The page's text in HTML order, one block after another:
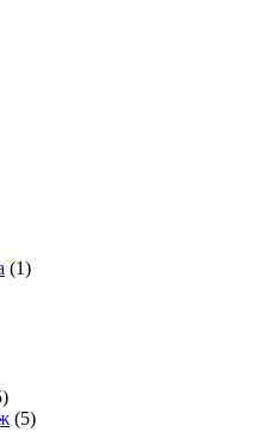
(1)
(5)